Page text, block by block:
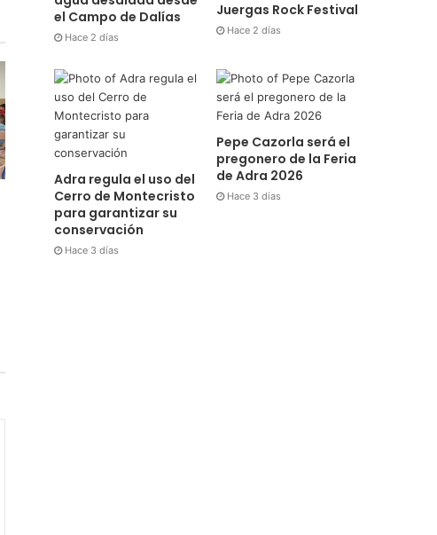
el Campo de Dalías
Hace 2 días
Juergas Rock Festival
Hace 2 días
Adra regula el uso del
Cerro de Montecristo
para garantizar su
conservación
Hace 3 días
Pepe Cazorla será el
pregonero de la Feria
de Adra 2026
Hace 3 días